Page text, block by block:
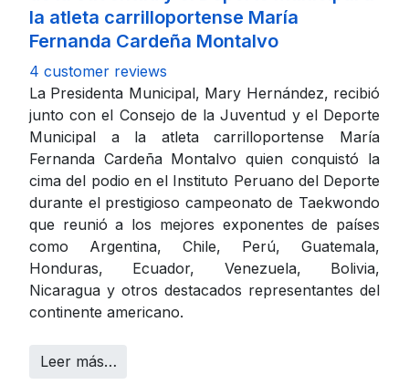
la atleta carrilloportense María
Fernanda Cardeña Montalvo
4 customer reviews
La Presidenta Municipal, Mary Hernández, recibió
junto con el Consejo de la Juventud y el Deporte
Municipal a la atleta carrilloportense María
Fernanda Cardeña Montalvo quien conquistó la
cima del podio en el Instituto Peruano del Deporte
durante el prestigioso campeonato de Taekwondo
que reunió a los mejores exponentes de países
como Argentina, Chile, Perú, Guatemala,
Honduras, Ecuador, Venezuela, Bolivia,
Nicaragua y otros destacados representantes del
continente americano.
Leer más…